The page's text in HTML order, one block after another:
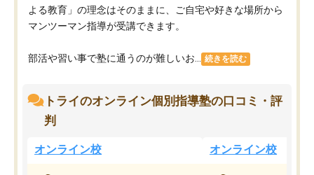
よる教育」の理念はそのままに、ご自宅や好きな場所から
マンツーマン指導が受講できます。
部活や習い事で塾に通うのが難しいお... 続きを読む
トライのオンライン個別指導塾の口コミ・評
判
オンライン校 オンライン校